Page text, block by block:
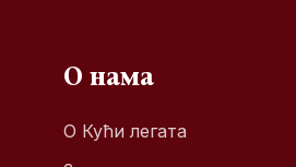
О нама
О Кући легата